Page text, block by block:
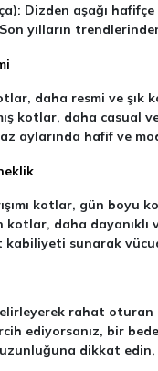
Dizden aşağı
Son yılların
daha resmi ve şık
kotlar, daha casual
aylarında hafif ve
kotlar, gün boyu
kotlar, daha dayanıklı
sunarak
rahat oturan
ediyorsanız, bir
dikkat